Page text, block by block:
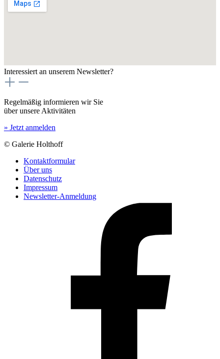
Interessiert an unserem Newsletter?
Regelmäßig informieren wir Sie
über unsere Aktivitäten
» Jetzt anmelden
© Galerie Holthoff
Kontaktformular
Über uns
Datenschutz
Impressum
Newsletter-Anmeldung